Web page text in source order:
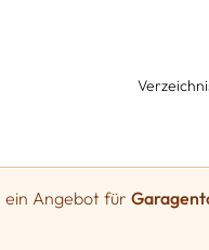
ein Angebot für